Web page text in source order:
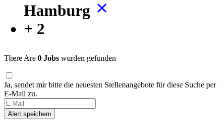
Hamburg
+ 2
There Are 0 Jobs wurden gefunden
Ja, sendet mir bitte die neuesten Stellenangebote für diese Suche per
E-Mail zu.
Alert speichern